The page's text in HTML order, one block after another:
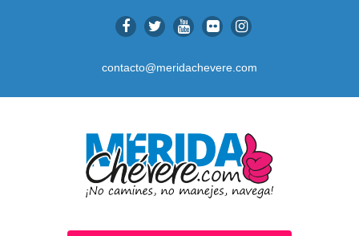
contacto@meridachevere.com